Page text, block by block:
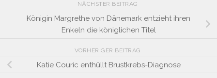
NÄCHSTER BEITRAG
Königin Margrethe von Dänemark entzieht ihren
Enkeln die königlichen Titel
VORHERIGER BEITRAG
Katie Couric enthüllt Brustkrebs-Diagnose